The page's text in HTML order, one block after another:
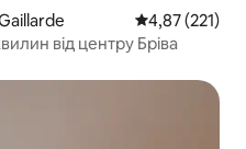
Середня
4,87 (221)
від центру Бріва